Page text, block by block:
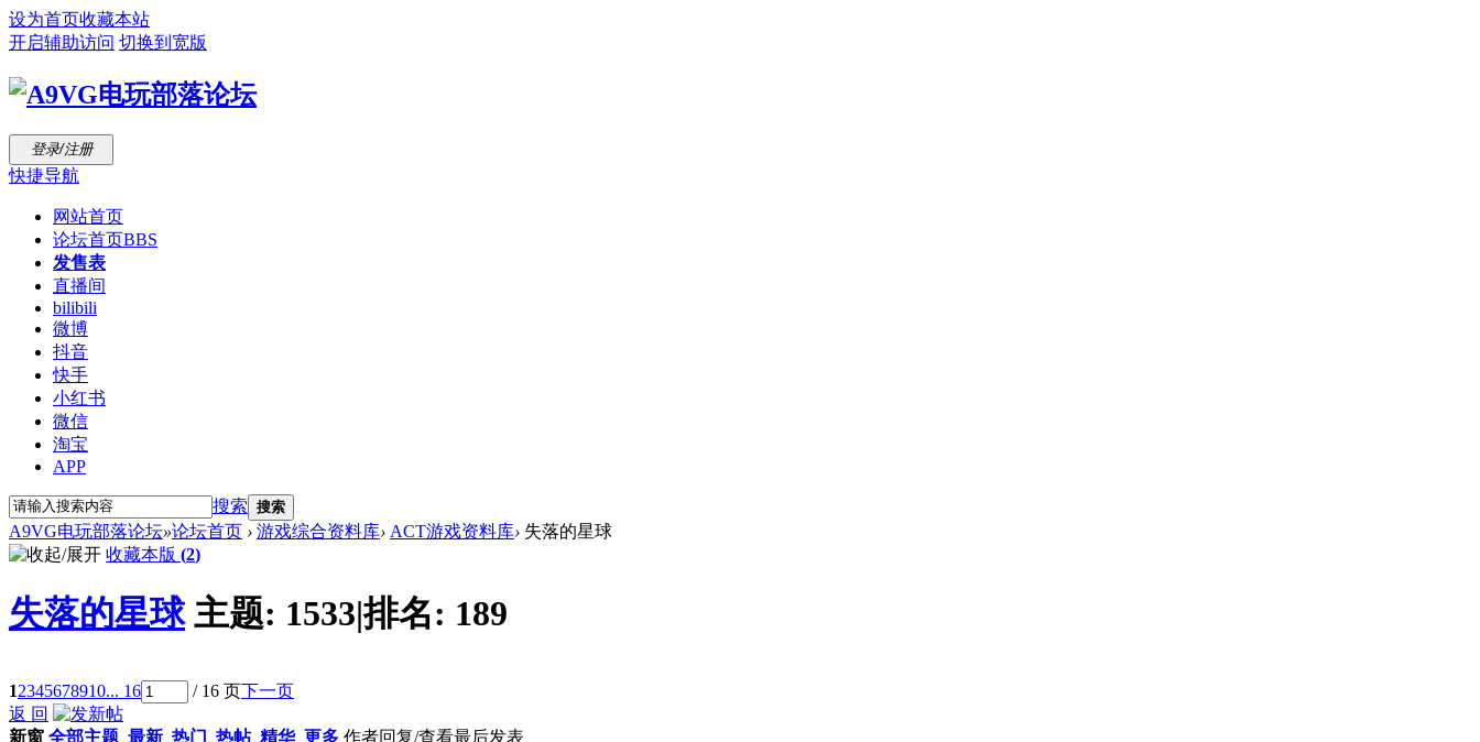
设为首页收藏本站
开启辅助访问 切换到宽版
登录/注册
快捷导航
网站首页
论坛首页BBS
发售表
直播间
bilibili
微博
抖音
快手
小红书
微信
淘宝
APP
搜索 搜索
A9VG电玩部落论坛»论坛首页 › 游戏综合资料库› ACT游戏资料库› 失落的星球
收藏本版 (2)
失落的星球 主题: 1533|排名: 189
12345678910... 16 / 16 页下一页
返 回
新窗 全部主题 最新 热门 热帖 精华 更多 作者回复/查看最后发表